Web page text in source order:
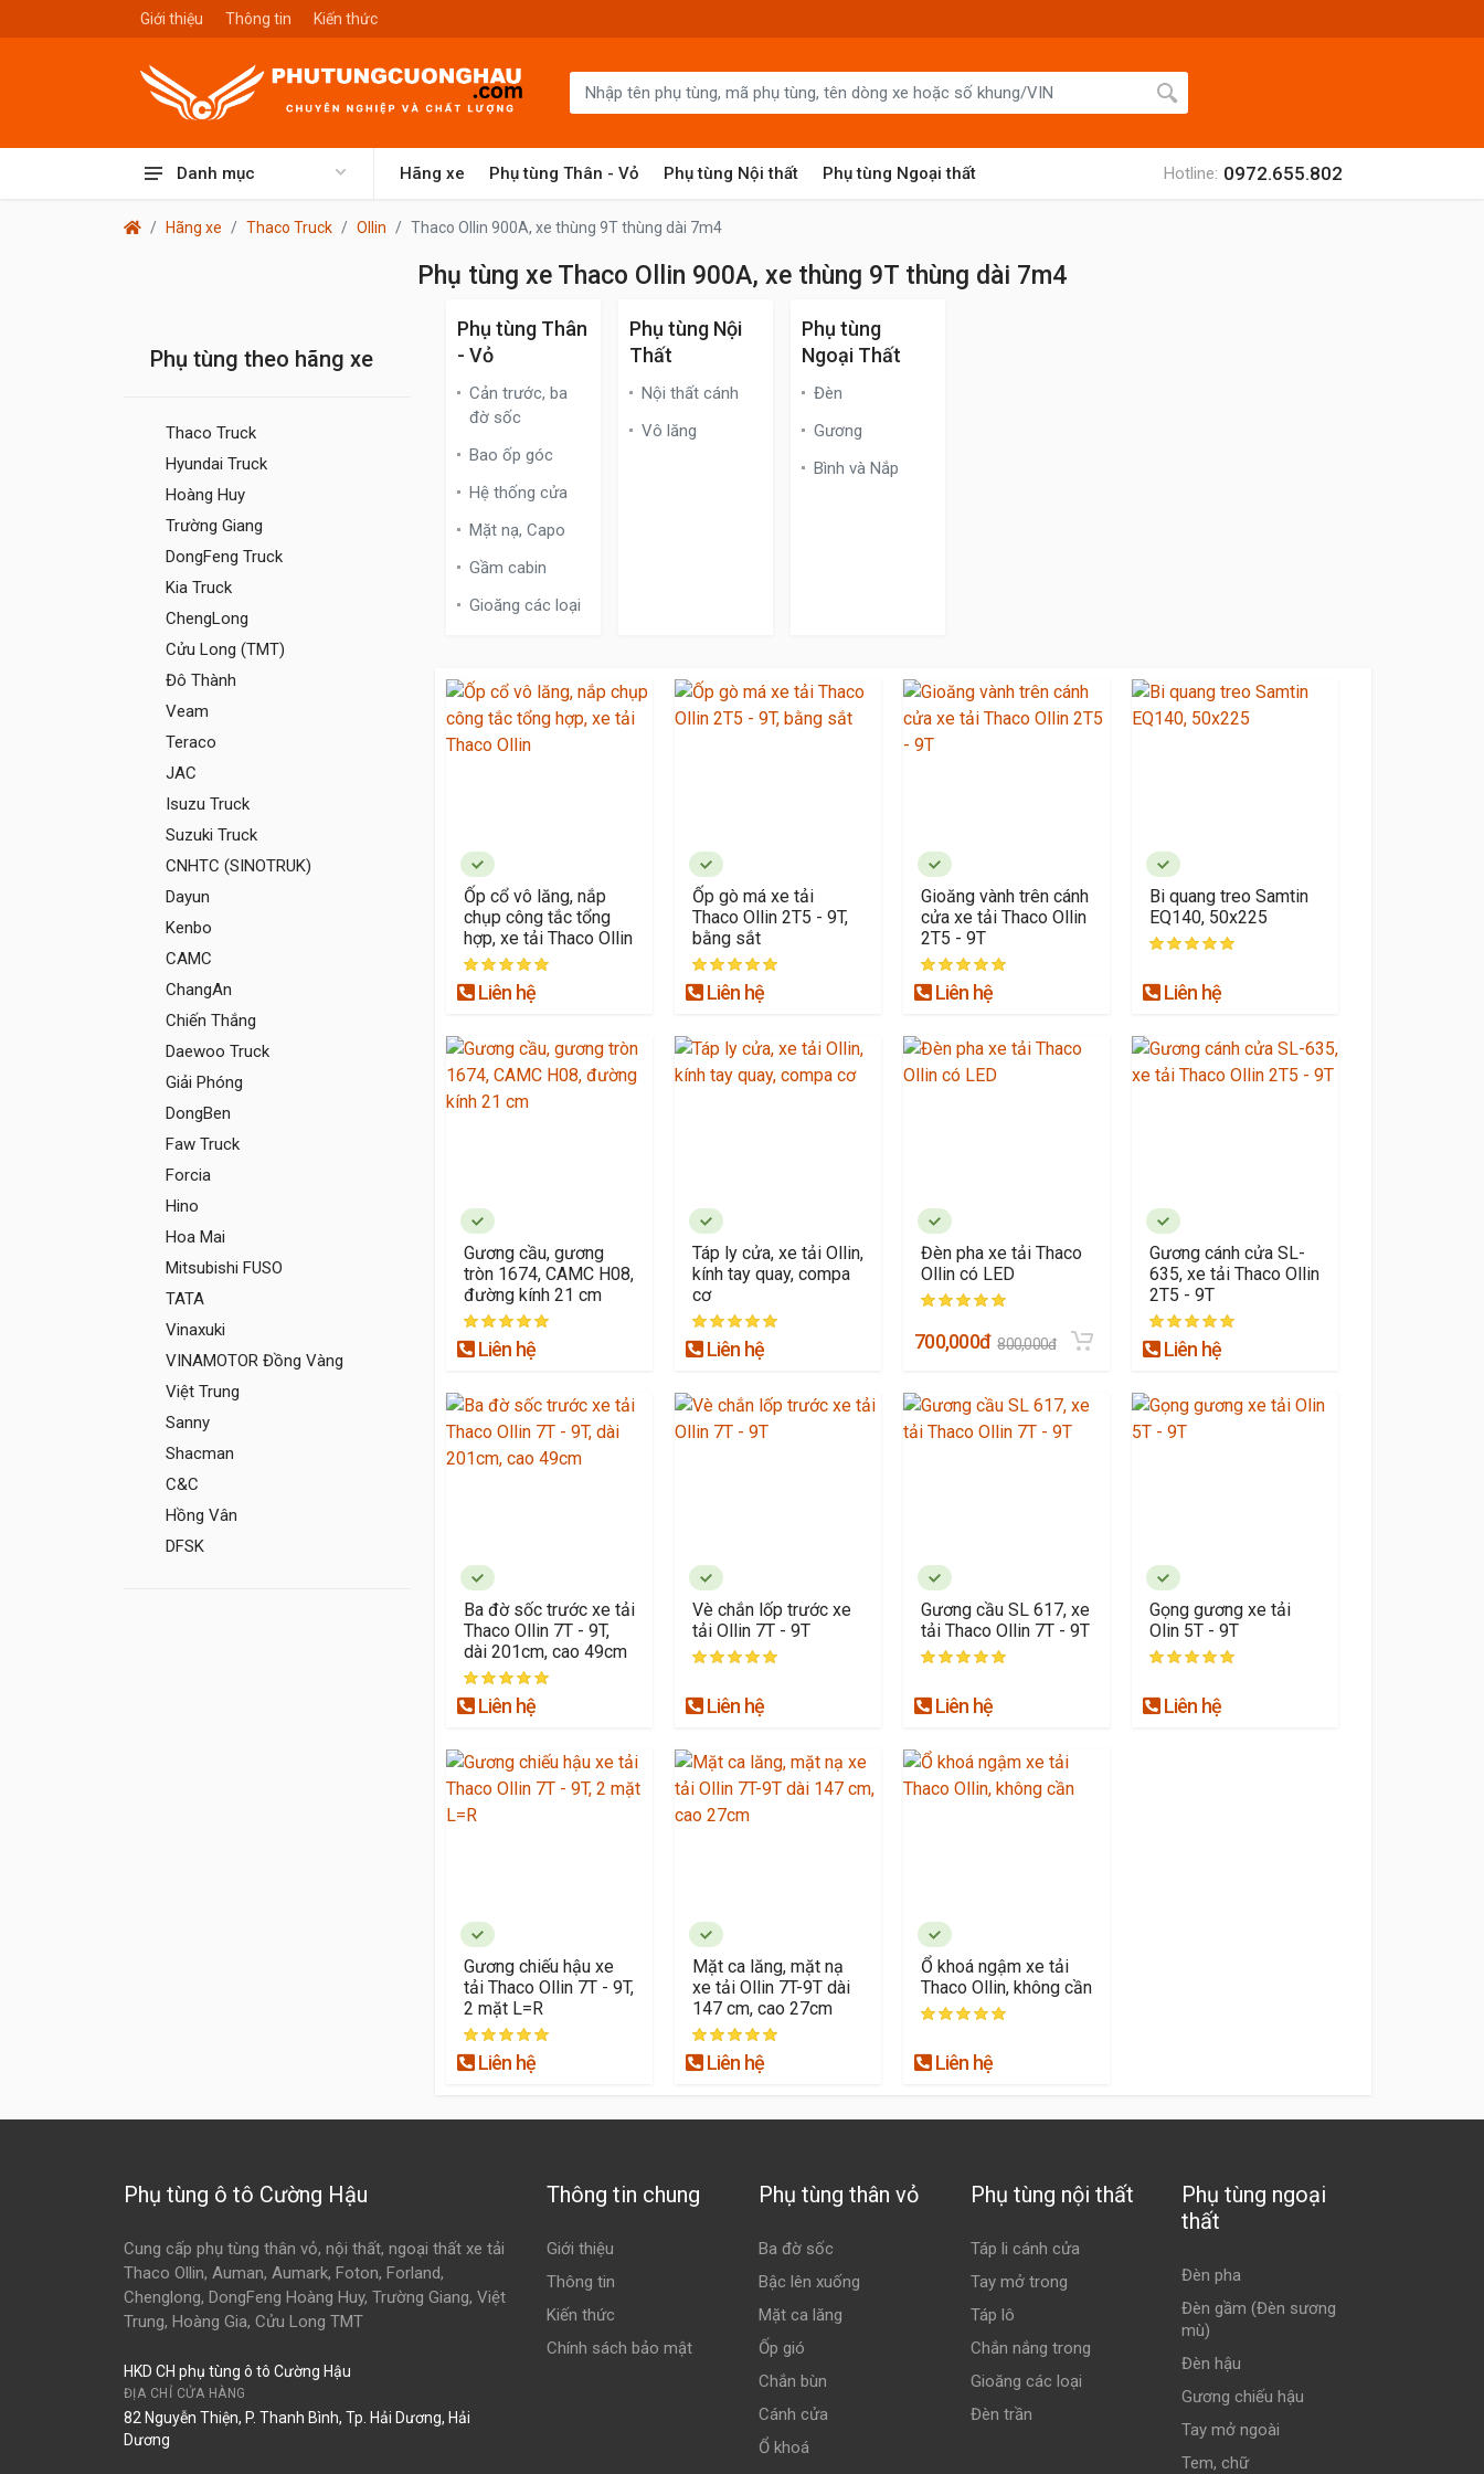
Giới thiệu Thông tin Kiến thức
Danh mục Hãng xe Phụ tùng Thân - Vỏ Phụ tùng Nội thất Phụ tùng Ngoại thất Hotline: 0972.655.802
Hãng xe Thaco Truck Ollin Thaco Ollin 900A, xe thùng 9T thùng dài 7m4
Phụ tùng xe Thaco Ollin 900A, xe thùng 9T thùng dài 7m4
Phụ tùng theo hãng xe
Thaco Truck
Hyundai Truck
Hoàng Huy
Trường Giang
DongFeng Truck
Kia Truck
ChengLong
Cửu Long (TMT)
Đô Thành
Veam
Teraco
JAC
Isuzu Truck
Suzuki Truck
CNHTC (SINOTRUK)
Dayun
Kenbo
CAMC
ChangAn
Chiến Thắng
Daewoo Truck
Giải Phóng
DongBen
Faw Truck
Forcia
Hino
Hoa Mai
Mitsubishi FUSO
TATA
Vinaxuki
VINAMOTOR Đồng Vàng
Việt Trung
Sanny
Shacman
C&C
Hồng Vân
DFSK
Phụ tùng Thân
- Vỏ
Cản trước, ba
đờ sốc
Bao ốp góc
Hệ thống cửa
Mặt nạ, Capo
Gầm cabin
Gioăng các loại
Phụ tùng Nội
Thất
Nội thất cánh
Vô lăng
Phụ tùng
Ngoại Thất
Đèn
Gương
Bình và Nắp
Ốp cổ vô lăng, nắp
chụp công tắc tổng
hợp, xe tải Thaco Ollin
Liên hệ
Ốp gò má xe tải
Thaco Ollin 2T5 - 9T,
bằng sắt
Liên hệ
Gioăng vành trên cánh
cửa xe tải Thaco Ollin
2T5 - 9T
Liên hệ
Bi quang treo Samtin
EQ140, 50x225
Liên hệ
Gương cầu, gương
tròn 1674, CAMC H08,
đường kính 21 cm
Liên hệ
Táp ly cửa, xe tải Ollin,
kính tay quay, compa
cơ
Liên hệ
Đèn pha xe tải Thaco
Ollin có LED
700,000đ 800,000đ
Gương cánh cửa SL-
635, xe tải Thaco Ollin
2T5 - 9T
Liên hệ
Ba đờ sốc trước xe tải
Thaco Ollin 7T - 9T,
dài 201cm, cao 49cm
Liên hệ
Vè chắn lốp trước xe
tải Ollin 7T - 9T
Liên hệ
Gương cầu SL 617, xe
tải Thaco Ollin 7T - 9T
Liên hệ
Gọng gương xe tải
Olin 5T - 9T
Liên hệ
Gương chiếu hậu xe
tải Thaco Ollin 7T - 9T,
2 mặt L=R
Liên hệ
Mặt ca lăng, mặt nạ
xe tải Ollin 7T-9T dài
147 cm, cao 27cm
Liên hệ
Ổ khoá ngậm xe tải
Thaco Ollin, không cần
Liên hệ
Phụ tùng ô tô Cường Hậu
Cung cấp phụ tùng thân vỏ, nội thất, ngoại thất xe tải
Thaco Ollin, Auman, Aumark, Foton, Forland,
Chenglong, DongFeng Hoàng Huy, Trường Giang, Việt
Trung, Hoàng Gia, Cửu Long TMT
HKD CH phụ tùng ô tô Cường Hậu
ĐỊA CHỈ CỬA HÀNG
82 Nguyễn Thiện, P. Thanh Bình, Tp. Hải Dương, Hải
Dương
Thông tin chung
Giới thiệu
Thông tin
Kiến thức
Chính sách bảo mật
Phụ tùng thân vỏ
Ba đờ sốc
Bậc lên xuống
Mặt ca lăng
Ốp gió
Chắn bùn
Cánh cửa
Ổ khoá
Phụ tùng nội thất
Táp li cánh cửa
Tay mở trong
Táp lô
Chắn nắng trong
Gioăng các loại
Đèn trần
Phụ tùng ngoại
thất
Đèn pha
Đèn gầm (Đèn sương
mù)
Đèn hậu
Gương chiếu hậu
Tay mở ngoài
Tem, chữ